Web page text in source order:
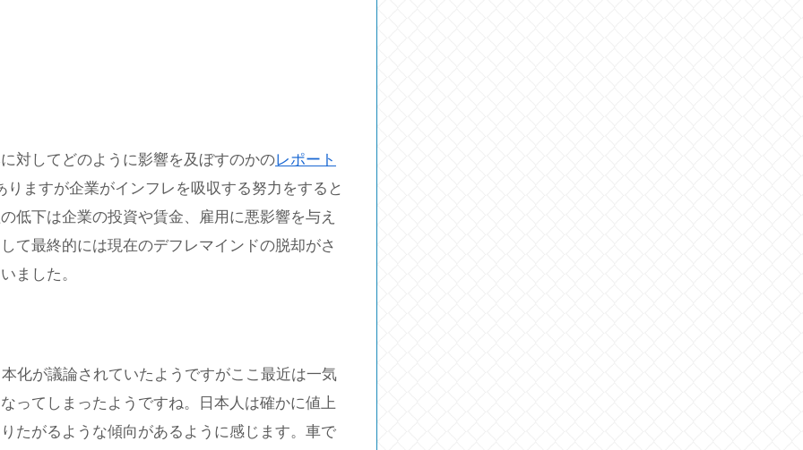
対してどのように影響を及ぼすのかのレポート
ますが企業がインフレを吸収する努力をすると
低下は企業の投資や賃金、雇用に悪影響を与え
て最終的には現在のデフレマインドの脱却がさ
ました。
化が議論されていたようですがここ最近は一気
ってしまったようですね。日本人は確かに値上
たがるような傾向があるように感じます。車で